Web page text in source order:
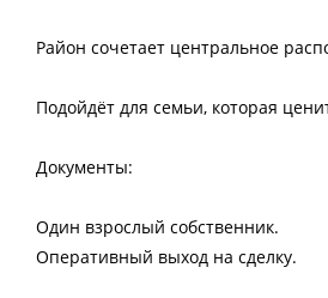
Район сочетает центральное
Подойдёт для семьи, которая
Документы:
Один взрослый собственник.
Оперативный выход на сделку.